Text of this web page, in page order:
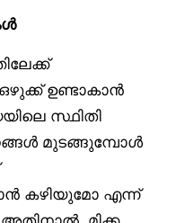
ഉണ്ടാകാൻ
സ്ഥിതി
മുടങ്ങുമ്പോൾ
കഴിയുമോ എന്ന്